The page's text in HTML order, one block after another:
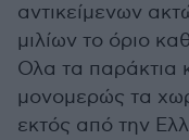
αντικείμενων
μιλίων το όριο
Ολα τα παράκτια
μονομερώς τα
εκτός από την